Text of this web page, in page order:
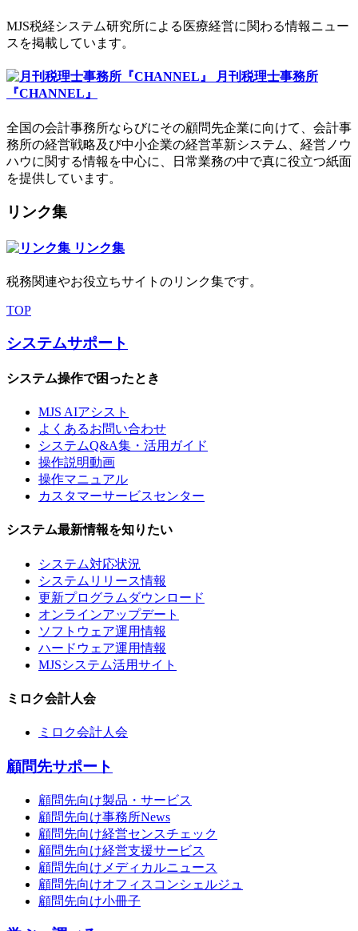
MJS税経システム研究所による医療経営に関わる情報ニュー
スを掲載しています。
月刊税理士事務所
『CHANNEL』
全国の会計事務所ならびにその顧問先企業に向けて、会計事
務所の経営戦略及び中小企業の経営革新システム、経営ノウ
ハウに関する情報を中心に、日常業務の中で真に役立つ紙面
を提供しています。
リンク集
リンク集
税務関連やお役立ちサイトのリンク集です。
TOP
システムサポート
システム操作で困ったとき
MJS AIアシスト
よくあるお問い合わせ
システムQ&A集・活用ガイド
操作説明動画
操作マニュアル
カスタマーサービスセンター
システム最新情報を知りたい
システム対応状況
システムリリース情報
更新プログラムダウンロード
オンラインアップデート
ソフトウェア運用情報
ハードウェア運用情報
MJSシステム活用サイト
ミロク会計人会
ミロク会計人会
顧問先サポート
顧問先向け製品・サービス
顧問先向け事務所News
顧問先向け経営センスチェック
顧問先向け経営支援サービス
顧問先向けメディカルニュース
顧問先向けオフィスコンシェルジュ
顧問先向け小冊子